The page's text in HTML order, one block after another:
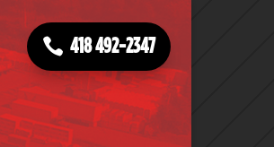
418 492-2347